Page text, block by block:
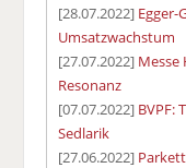
[28.07.2022] Egger-
Umsatzwachstum
[27.07.2022] Messe
Resonanz
[07.07.2022] BVPF:
Sedlarik
[27.06.2022]